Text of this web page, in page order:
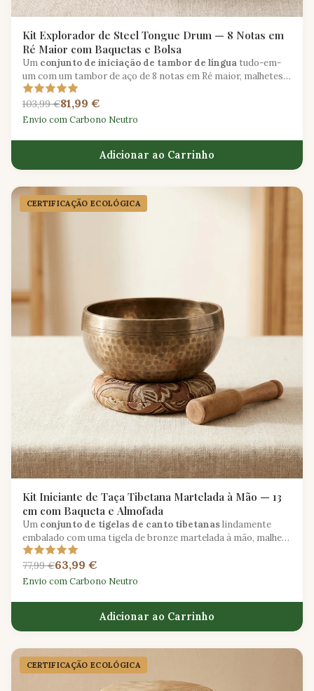
Kit Explorador de Steel Tongue Drum — 8 Notas em
Ré Maior com Baquetas e Bolsa
Um conjunto de iniciação de tambor de língua tudo-em-
um com um tambor de aço de 8 notas em Ré maior, malhetes
de borracha, palhetas para dedos e uma bolsa de transporte
acolchoada.
103,99 €81,99 €
Envio com Carbono Neutro
Adicionar ao Carrinho
CERTIFICAÇÃO ECOLÓGICA
Kit Iniciante de Taça Tibetana Martelada à Mão — 13
cm com Baqueta e Almofada
Um conjunto de tigelas de canto tibetanaslindamente
embalado com uma tigela de bronze martelada à mão, malhete
envolto em camurça, almofada de seda e guia de meditação.
77,99 €63,99 €
Envio com Carbono Neutro
Adicionar ao Carrinho
CERTIFICAÇÃO ECOLÓGICA